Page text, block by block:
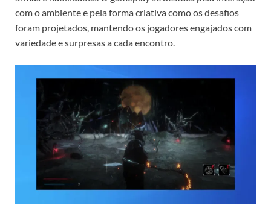
com o ambiente e pela forma criativa como os desafios
foram projetados, mantendo os jogadores engajados com
variedade e surpresas a cada encontro.